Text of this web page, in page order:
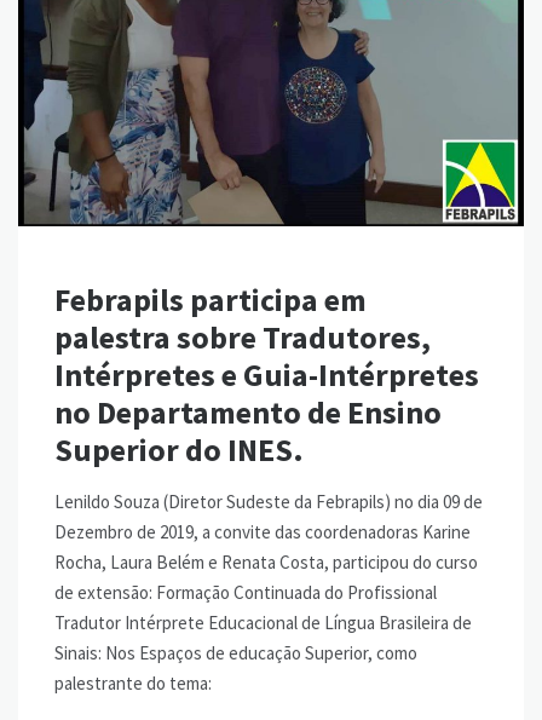
Febrapils participa em
palestra sobre Tradutores,
Intérpretes e Guia-Intérpretes
no Departamento de Ensino
Superior do INES.
Lenildo Souza (Diretor Sudeste da Febrapils) no dia 09 de
Dezembro de 2019, a convite das coordenadoras Karine
Rocha, Laura Belém e Renata Costa, participou do curso
de extensão: Formação Continuada do Profissional
Tradutor Intérprete Educacional de Língua Brasileira de
Sinais: Nos Espaços de educação Superior, como
palestrante do tema: